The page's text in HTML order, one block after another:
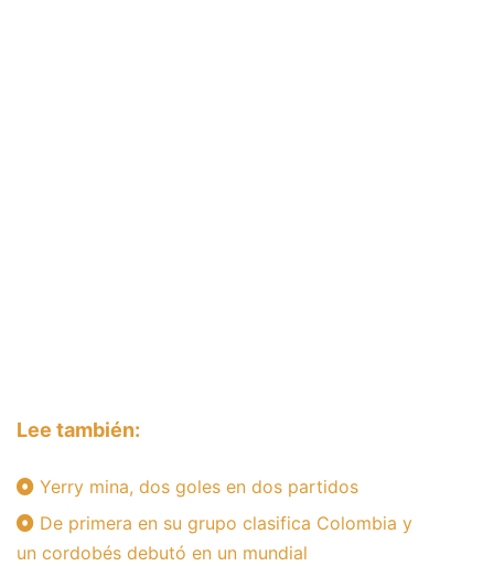
Lee también:
Yerry mina, dos goles en dos partidos
De primera en su grupo clasifica Colombia y
un cordobés debutó en un mundial